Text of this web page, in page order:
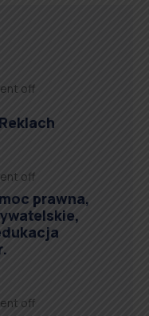
off
off
prawna,
off